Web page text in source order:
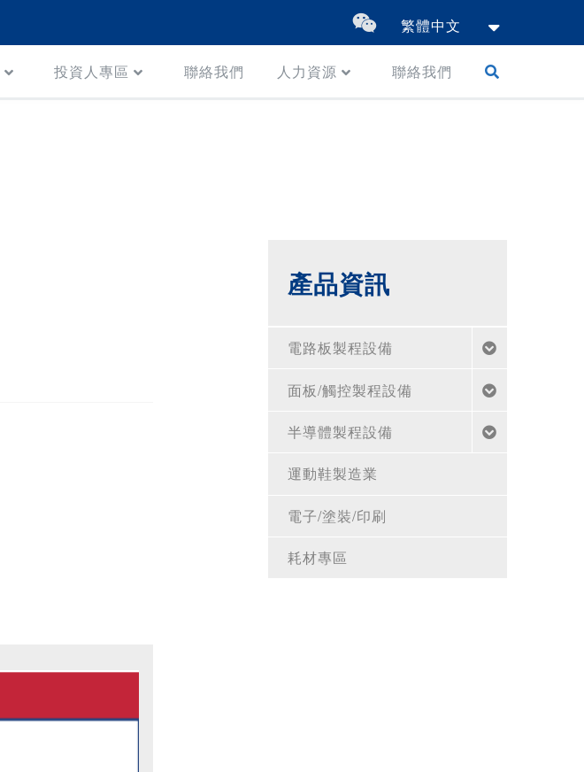
繁體中文
投資人專區 聯絡我們 人力資源 聯絡我們
產品資訊
電路板製程設備
面板/觸控製程設備
半導體製程設備
運動鞋製造業
電子/塗裝/印刷
耗材專區